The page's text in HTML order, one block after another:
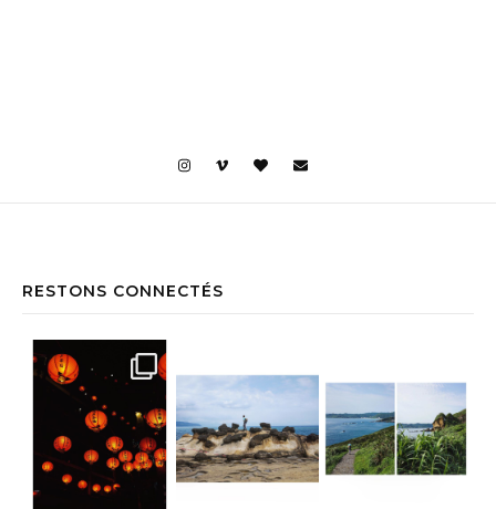
RESTONS CONNECTÉS